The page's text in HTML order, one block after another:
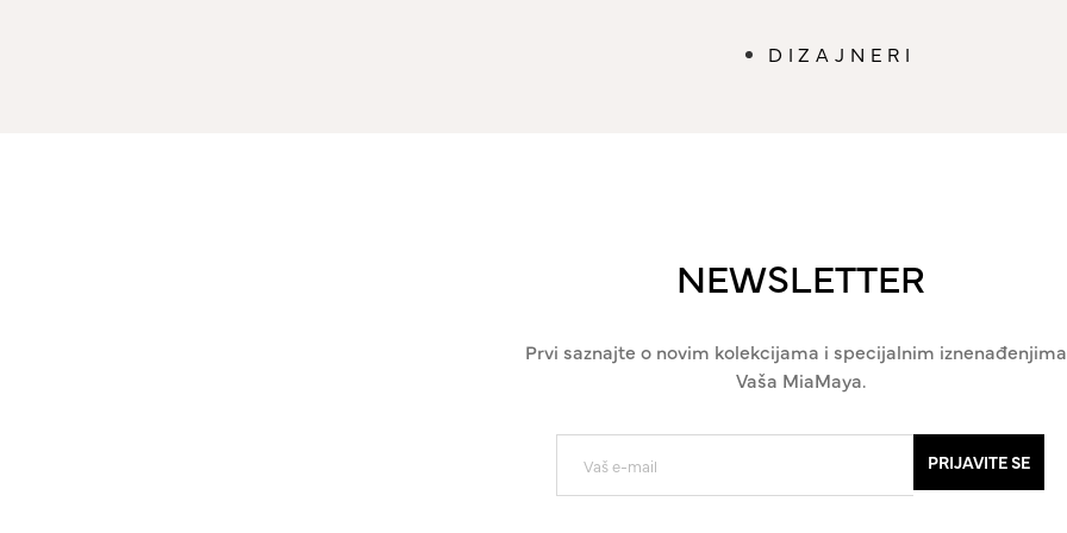
DIZAJNERI
NEWSLETTER
Prvi saznajte o novim kolekcijama i specijalnim
Vaša MiaMaya.
PRIJAVITE SE